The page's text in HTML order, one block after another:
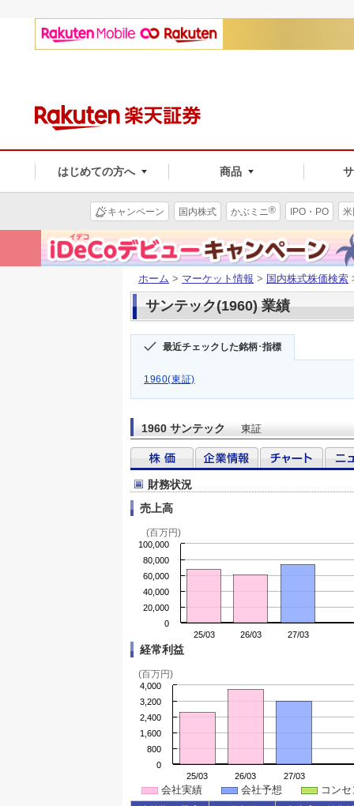
はじめての方へ 商品
キャンペーン 国内株式 かぶミニ® IPO・PO
ホーム > マーケット情報 > 国内株式株価検索
サンテック(1960) 業績
最近チェックした銘柄･指標
1960(東証)
1960 サンテック 東証